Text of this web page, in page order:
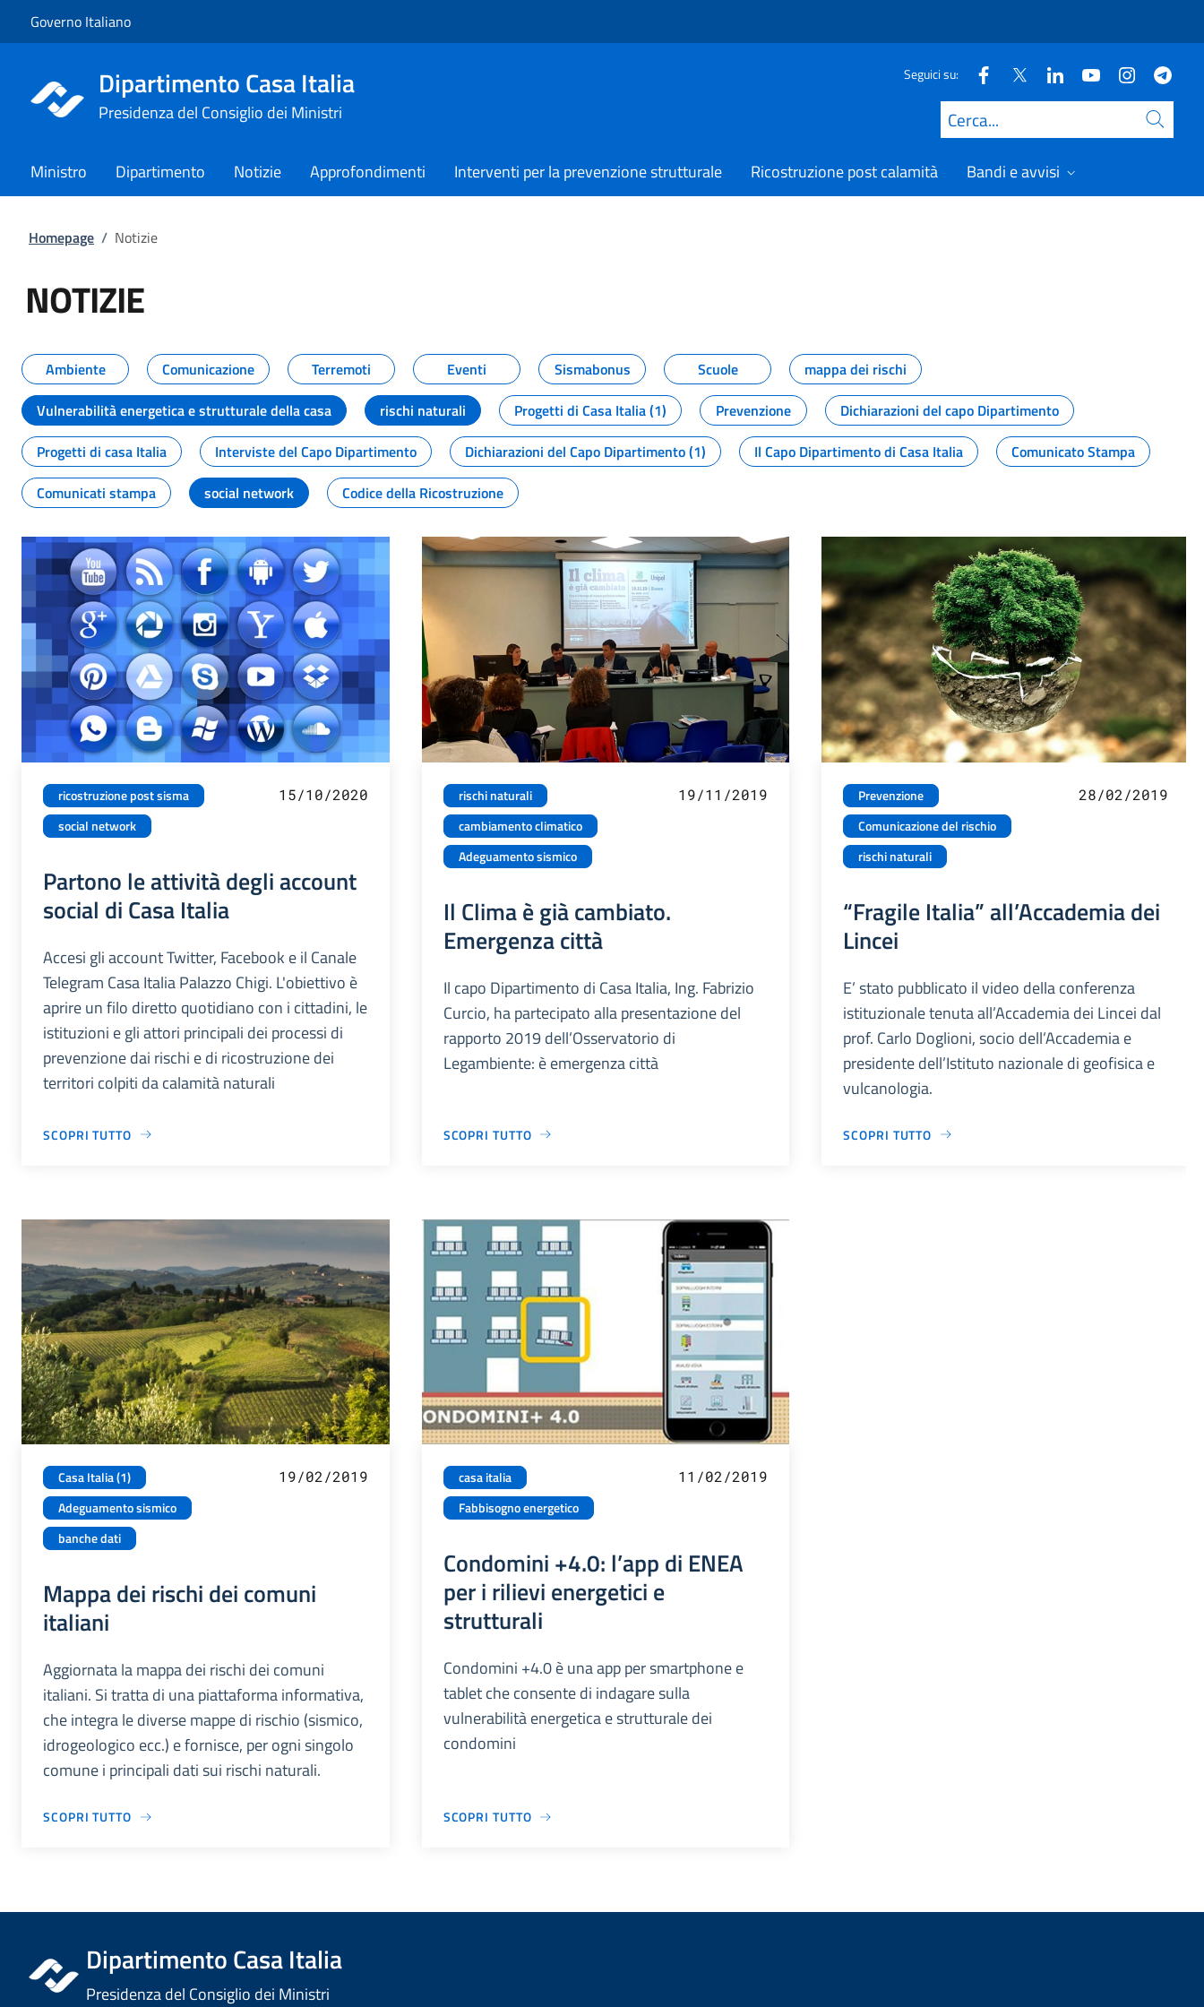
Governo Italiano
Dipartimento Casa Italia
Presidenza del Consiglio dei Ministri
Seguici su:
Cerca
Ministro Dipartimento Notizie Approfondimenti Interventi per la prevenzione strutturale Ricostruzione post calamità Bandi e avvisi
Homepage / Notizie
NOTIZIE
Tutti i contenuti della pagina NOTIZIE
Ambiente Comunicazione Terremoti Eventi Sismabonus Scuole
mappa dei rischi
Vulnerabilità energetica e strutturale della casa
rischi naturali Progetti di Casa Italia (1) Prevenzione
Dichiarazioni del capo Dipartimento
Progetti di casa Italia
Interviste del Capo Dipartimento Dichiarazioni del Capo Dipartimento (1) Il Capo Dipartimento di Casa Italia
Comunicato Stampa
Comunicati stampa
social network Codice della Ricostruzione
ricostruzione post sisma
social network
15/10/2020
Partono le attività degli account
social di Casa Italia
Accesi gli account Twitter, Facebook e il Canale
Telegram Casa Italia Palazzo Chigi. L'obiettivo è
aprire un filo diretto quotidiano con i cittadini, le
istituzioni e gli attori principali dei processi di
prevenzione dai rischi e di ricostruzione dei
territori colpiti da calamità naturali
SCOPRI TUTTO
rischi naturali
cambiamento climatico
Adeguamento sismico
19/11/2019
Il Clima è già cambiato.
Emergenza città
Il capo Dipartimento di Casa Italia, Ing. Fabrizio
Curcio, ha partecipato alla presentazione del
rapporto 2019 dell’Osservatorio di
Legambiente: è emergenza città
SCOPRI TUTTO
Prevenzione
Comunicazione del rischio
rischi naturali
28/02/2019
“Fragile Italia” all’Accademia dei
Lincei
E’ stato pubblicato il video della conferenza
istituzionale tenuta all’Accademia dei Lincei dal
prof. Carlo Doglioni, socio dell’Accademia e
presidente dell’Istituto nazionale di geofisica e
vulcanologia.
SCOPRI TUTTO
Casa Italia (1)
Adeguamento sismico
banche dati
19/02/2019
Mappa dei rischi dei comuni
italiani
Aggiornata la mappa dei rischi dei comuni
italiani. Si tratta di una piattaforma informativa,
che integra le diverse mappe di rischio (sismico,
idrogeologico ecc.) e fornisce, per ogni singolo
comune i principali dati sui rischi naturali.
SCOPRI TUTTO
casa italia
Fabbisogno energetico
11/02/2019
Condomini +4.0: l’app di ENEA
per i rilievi energetici e
strutturali
Condomini +4.0 è una app per smartphone e
tablet che consente di indagare sulla
vulnerabilità energetica e strutturale dei
condomini
SCOPRI TUTTO
Dipartimento Casa Italia
Presidenza del Consiglio dei Ministri